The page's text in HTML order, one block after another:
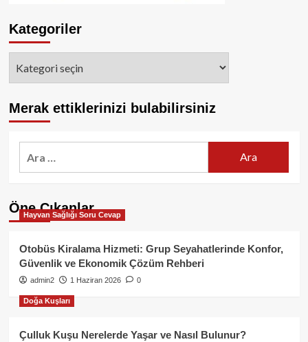
Kategoriler
Merak ettiklerinizi bulabilirsiniz
Öne Çıkanlar
Hayvan Sağlığı Soru Cevap
Otobüs Kiralama Hizmeti: Grup Seyahatlerinde Konfor,
Güvenlik ve Ekonomik Çözüm Rehberi
admin2 1 Haziran 2026 0
Doğa Kuşları
Çulluk Kuşu Nerelerde Yaşar ve Nasıl Bulunur?